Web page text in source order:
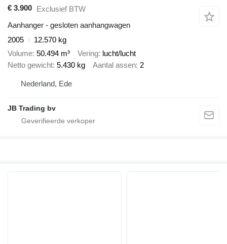
€ 3.900 Exclusief BTW
Aanhanger - gesloten aanhangwagen
2005
12.570 kg
Volume 50.494 m³ Vering lucht/lucht
Netto gewicht 5.430 kg Aantal assen 2
Nederland, Ede
JB Trading bv